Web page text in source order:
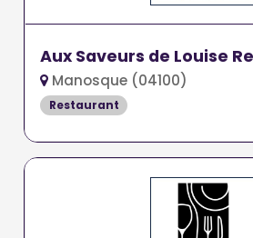
Aux Saveurs de Louise
Manosque (04100)
Restaurant